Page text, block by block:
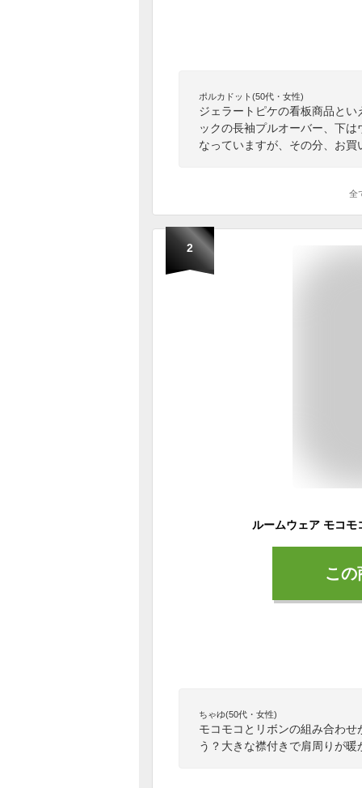
ポルカドット(50代・女性)
ジェラートピケの看板商品と
ックの長袖プルオーバー、下
なっていますが、その分、お
全
2
こ
ちゃゆ(50代・女性)
モコモコとリボンの組み合わ
う？大きな襟付きで肩周りが